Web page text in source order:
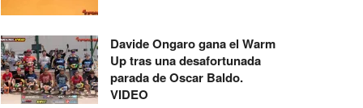
Davide Ongaro gana el Warm
Up tras una desafortunada
parada de Oscar Baldo.
VIDEO